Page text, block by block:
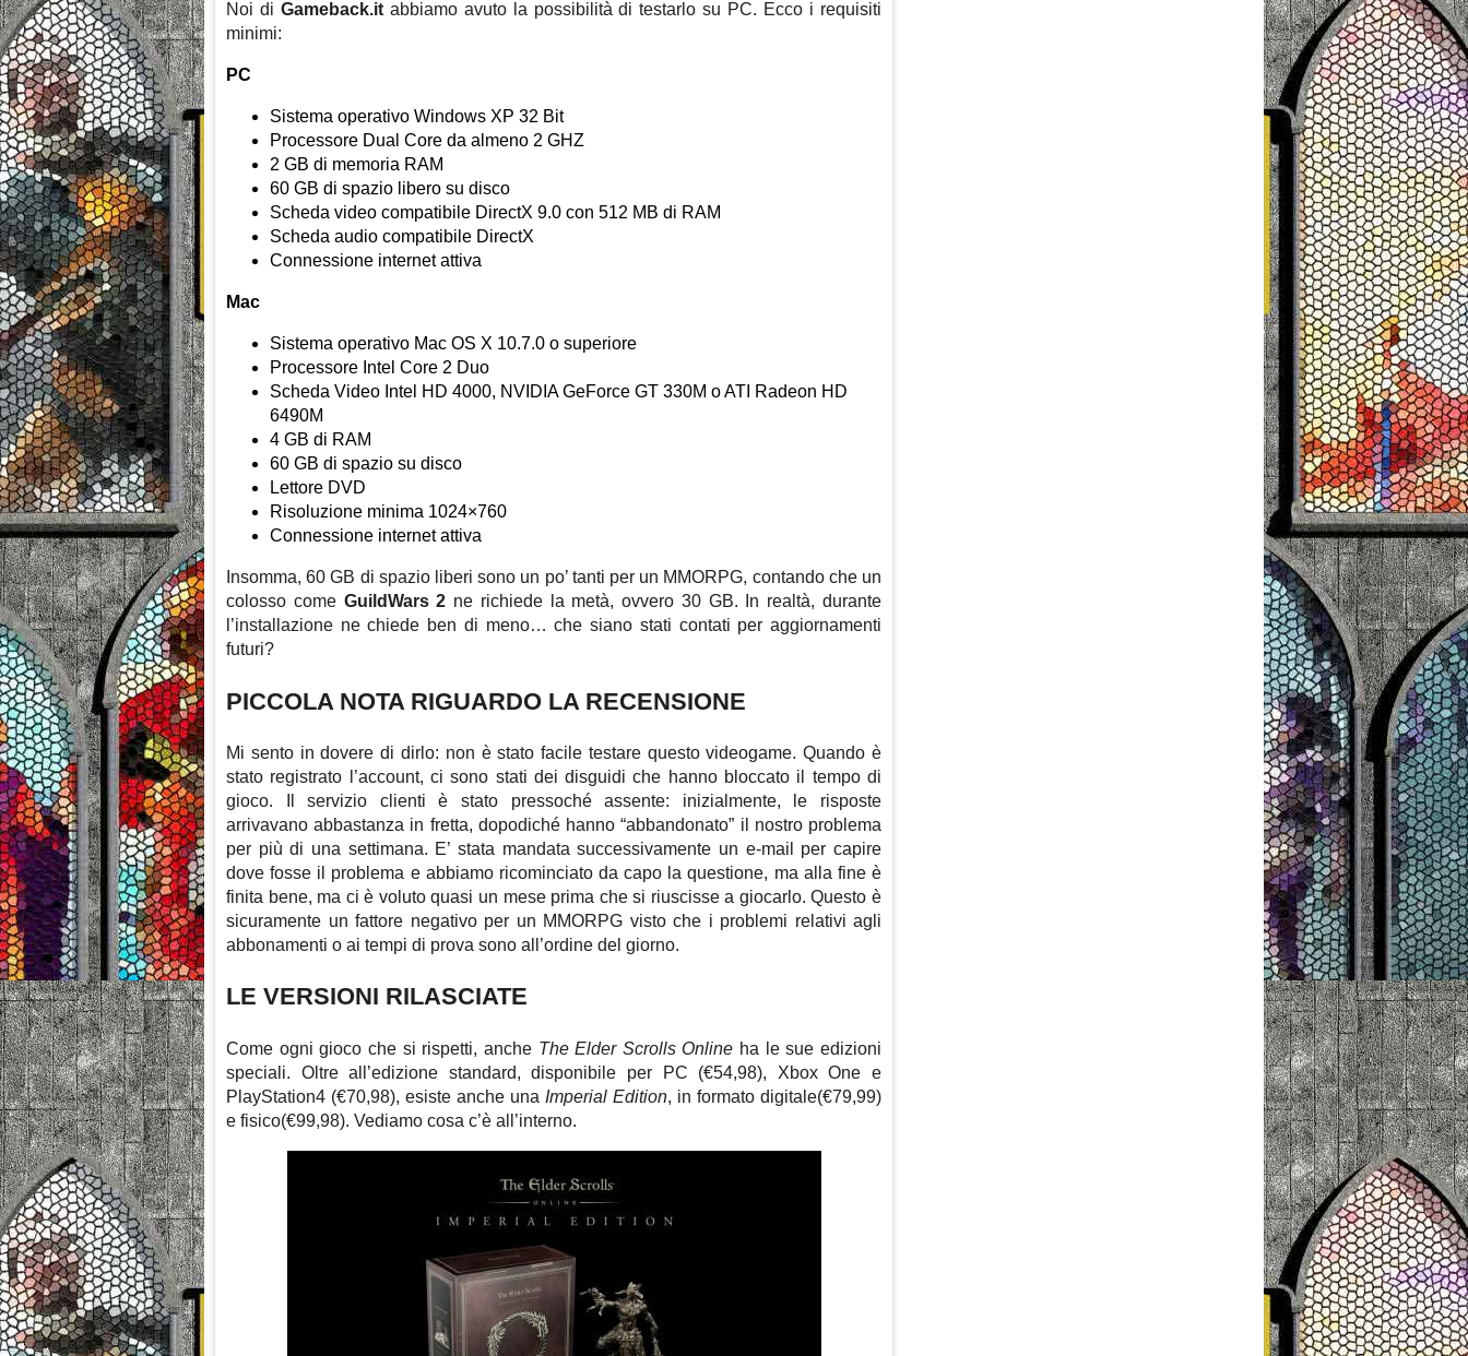
Noi di Gameback.itabbiamo avuto la possibilità di testarlo su PC. Ecco i requisiti
minimi:
PC
Sistema operativo Windows XP 32 Bit
Processore Dual Core da almeno 2 GHZ
2 GB di memoria RAM
60 GB di spazio libero su disco
Scheda video compatibile DirectX 9.0 con 512 MB di RAM
Scheda audio compatibile DirectX
Connessione internet attiva
Mac
Sistema operativo Mac OS X 10.7.0 o superiore
Processore Intel Core 2 Duo
Scheda Video Intel HD 4000, NVIDIA GeForce GT 330M o ATI Radeon HD
6490M
4 GB di RAM
60 GB di spazio su disco
Lettore DVD
Risoluzione minima 1024×760
Connessione internet attiva
Insomma, 60 GB di spazio liberi sono un po’ tanti per un MMORPG, contando che un
colosso come GuildWars 2 ne richiede la metà, ovvero 30 GB. In realtà, durante
l’installazione ne chiede ben di meno… che siano stati contati per aggiornamenti
futuri?
PICCOLA NOTA RIGUARDO LA RECENSIONE
Mi sento in dovere di dirlo: non è stato facile testare questo videogame. Quando è
stato registrato l’account, ci sono stati dei disguidi che hanno bloccato il tempo di
gioco. Il servizio clienti è stato pressoché assente: inizialmente, le risposte
arrivavano abbastanza in fretta, dopodiché hanno “abbandonato” il nostro problema
per più di una settimana. E’ stata mandata successivamente un e-mail per capire
dove fosse il problema e abbiamo ricominciato da capo la questione, ma alla fine è
finita bene, ma ci è voluto quasi un mese prima che si riuscisse a giocarlo. Questo è
sicuramente un fattore negativo per un MMORPG visto che i problemi relativi agli
abbonamenti o ai tempi di prova sono all’ordine del giorno.
LE VERSIONI RILASCIATE
Come ogni gioco che si rispetti, anche The Elder Scrolls Online ha le sue edizioni
speciali. Oltre all’edizione standard, disponibile per PC (€54,98), Xbox One e
PlayStation4 (€70,98), esiste anche una Imperial Edition, in formato digitale(€79,99)
e fisico(€99,98). Vediamo cosa c’è all’interno.